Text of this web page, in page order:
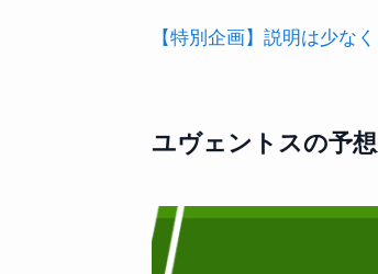
【特別企画】説明は少な
ユヴェントスの予